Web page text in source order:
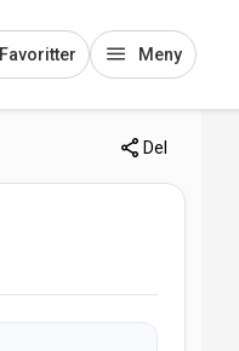
Favoritter Meny
Del